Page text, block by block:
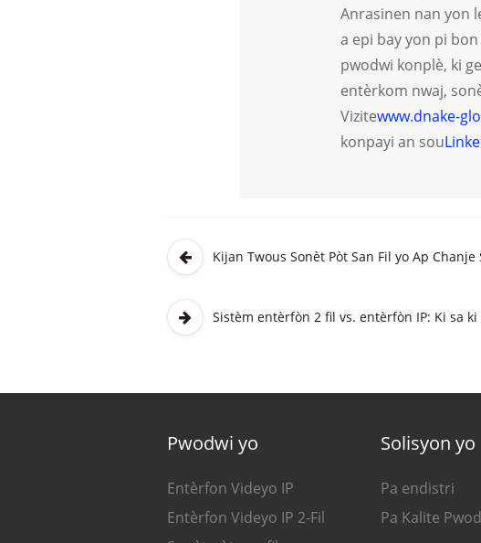
Anrasinen nan yon
a epi bay yon pi
pwodwi konplè, ki
entèrkom nwaj,
Vizitewww.dnake-
konpayi an sou
Kijan Twous Sonèt Pòt San Fil yo Ap Chanje
Sistèm entèrfòn 2 fil vs. entèrfòn IP: Ki sa
Pwodwi yo
Entèrfon Videyo IP
Entèrfon Videyo IP 2-Fil
Solisyon yo
Pa endistri
Pa Kalite